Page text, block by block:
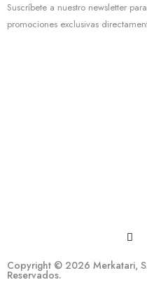
Suscríbete a nuestro newsletter
promociones exclusivas
Copyright © 2026 Merkatari,
Reservados.